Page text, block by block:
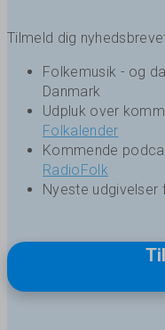
Tilmeld dig
Folkemusik - og
Danmark
Udpluk over
Folkalender
Kommende
RadioFolk
Nyeste udgivelser